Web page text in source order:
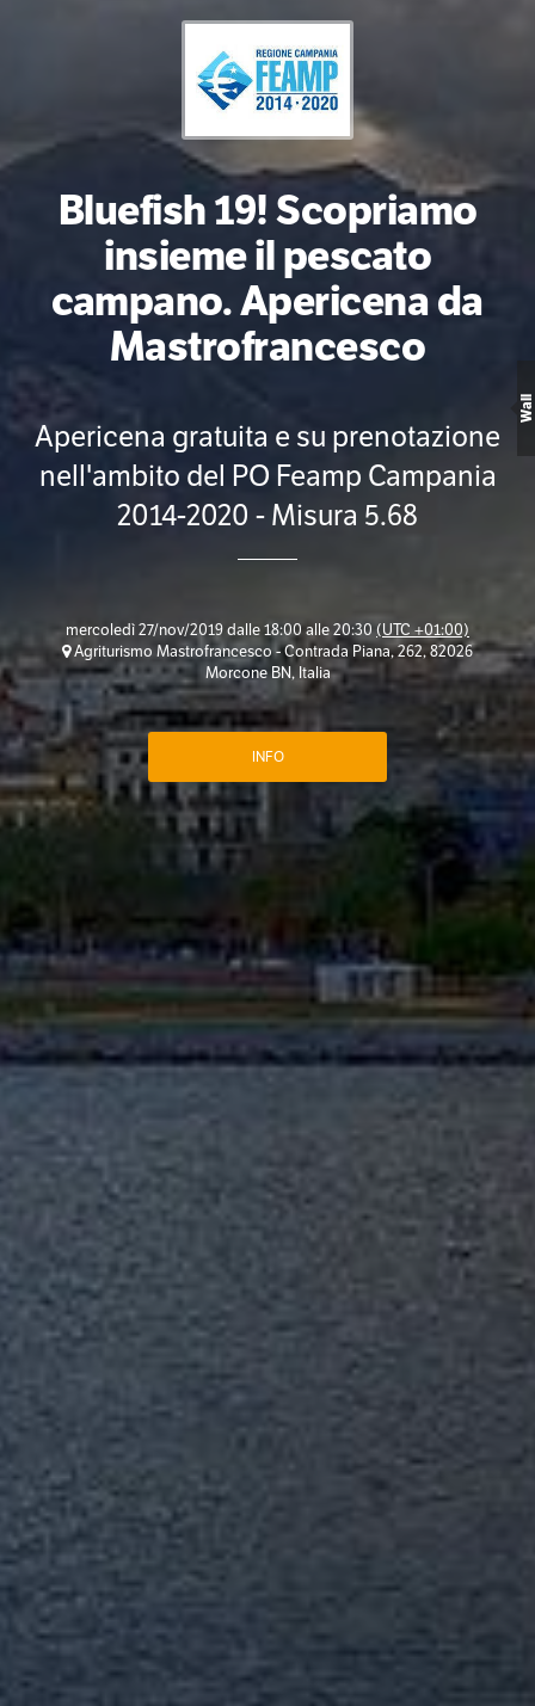
Bluefish 19! Scopriamo
insieme il pescato
campano. Apericena da
Mastrofrancesco
Apericena gratuita e su prenotazione
nell'ambito del PO Feamp Campania
2014-2020 - Misura 5.68
mercoledì 27/nov/2019 dalle 18:00 alle 20:30 (UTC +01:00)
Agriturismo Mastrofrancesco - Contrada Piana, 262, 82026
Morcone BN, Italia
INFO
Wall